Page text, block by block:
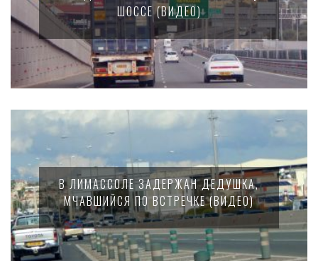
ШОССЕ (ВИДЕО)
В ЛИМАССОЛЕ ЗАДЕРЖАН ДЕДУШКА,
МЧАВШИЙСЯ ПО ВСТРЕЧКЕ (ВИДЕО)